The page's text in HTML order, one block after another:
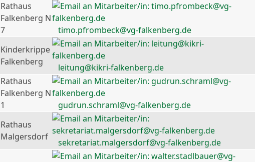
Rathaus
Falkenberg N
7
timo.pfrombeck@vg-falkenberg.de
Kinderkrippe
Falkenberg
leitung@kikri-falkenberg.de
Rathaus
Falkenberg N
1
gudrun.schraml@vg-falkenberg.de
Rathaus
Malgersdorf
sekretariat.malgersdorf@vg-falkenberg.de